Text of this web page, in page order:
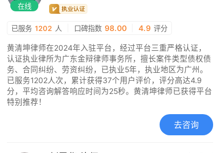
在线
已服务 1202 人 口碑指数 98.00 4.9 评分
黄清坤律师在2024年入驻平台，经过平台三重严格认证，
认证执业律所为广东金辩律师事务所，擅长案件类型债权债
务、合同纠纷、劳资纠纷，已执业5年，执业地区为广州。
已服务1202人次，累计获得37个用户评价，评分高达4.9
分，平均咨询解答响应时间为25秒。黄清坤律师已获得平台
特别推荐！
去咨询